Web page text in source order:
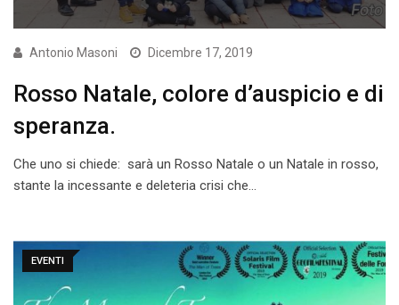
Antonio Masoni Dicembre 17, 2019
Rosso Natale, colore d’auspicio e di
speranza.
Che uno si chiede: sarà un Rosso Natale o un Natale in rosso,
stante la incessante e deleteria crisi che…
EVENTI